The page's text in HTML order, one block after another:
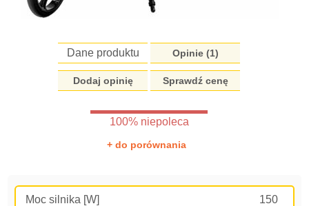
Dane produktu Opinie (1)
Dodaj opinię Sprawdź cenę
100% niepoleca
+ do porównania
Moc silnika [W]
150